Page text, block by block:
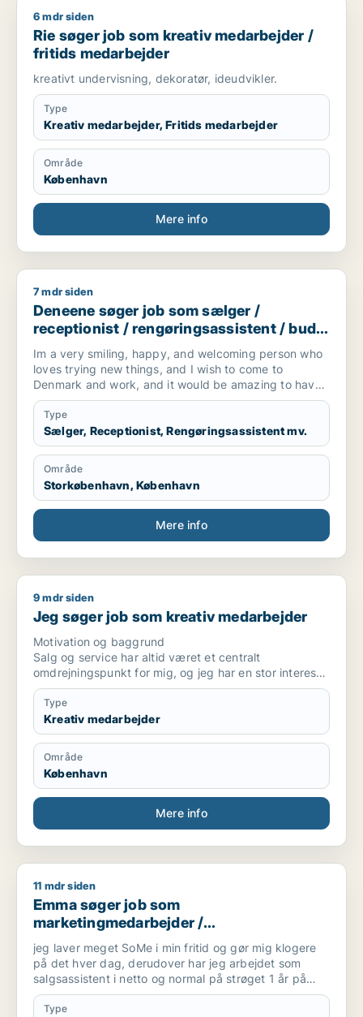
Rie søger job som kreativ medarbejder / fritids medarbejder
6 mdr siden
Rie søger job som kreativ medarbejder /
fritids medarbejder
kreativt undervisning, dekoratør, ideudvikler.
Type
Kreativ medarbejder, Fritids medarbejder
Område
København
Mere info
Deneene søger job som sælger / receptionist /
7 mdr siden
Deneene søger job som sælger /
receptionist / rengøringsassistent / bud /
butiksmedarbejder
Im a very smiling, happy, and welcoming person who
loves trying new things, and I wish to come to
Denmark and work, and it would be amazing to have
any opportunity.
Type
Sælger, Receptionist, Rengøringsassistent mv.
Område
Storkøbenhavn, København
Mere info
Jeg søger job som kreativ medarbejder
9 mdr siden
Jeg søger job som kreativ medarbejder
Motivation og baggrund
Salg og service har altid været et centralt
omdrejningspunkt for mig, og jeg har en stor interesse
for styling, dekoration, materialer samt indretning af
møbler, bolig, køkken, bad og rum. Jeg elsker at
arbejde med forskellige kundetyper og
farvepsykologi, hvilket motiverer mig til at søge nye
udfordringer. Mit ønske er at udvikle mig i en
salgsstilling med fokus på visuel merchandising,
boligstylist, dekoratør , hvor jeg kan kombinere min
passion for indretning, kundeservice og salg.
Type
Kreativ medarbejder
Område
København
Mere info
Emma søger job som marketingmedarbejder /
11 mdr siden
Emma søger job som
marketingmedarbejder /
butiksmedarbejder / fritids medarbejder
jeg laver meget SoMe i min fritid og gør mig klogere
på det hver dag, derudover har jeg arbejdet som
salgsassistent i netto og normal på strøget 1 år på
hvert job, og til sidst har jeg været
tjener/servicemedarbejder på en sushi rataurant i
Type